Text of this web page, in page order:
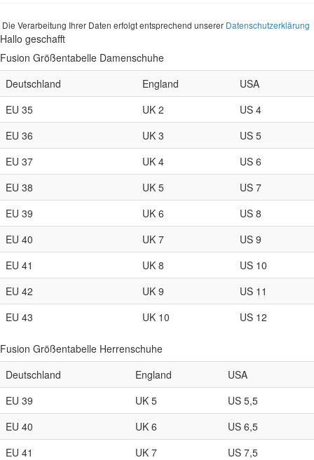
Die Verarbeitung Ihrer Daten erfolgt entsprechend unserer Datenschutzerklärung
Hallo geschafft
Fusion Größentabelle Damenschuhe
Deutschland
England
USA
EU 35
UK 2
US 4
EU 36
UK 3
US 5
EU 37
UK 4
US 6
EU 38
UK 5
US 7
EU 39
UK 6
US 8
EU 40
UK 7
US 9
EU 41
UK 8
US 10
EU 42
UK 9
US 11
EU 43
UK 10 US 12
Fusion Größentabelle Herrenschuhe
Deutschland
England
USA
EU 39
UK 5
US 5,5
EU 40
UK 6
US 6,5
EU 41
UK 7
US 7,5